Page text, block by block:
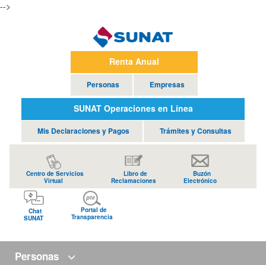
-->
Renta Anual
Personas Empresas
SUNAT Operaciones en Línea
Mis Declaraciones y Pagos Trámites y Consultas
Centro de Servicios
Virtual
Libro de
Reclamaciones
Buzón
Electrónico
Chat
SUNAT
Portal de
Transparencia
Personas